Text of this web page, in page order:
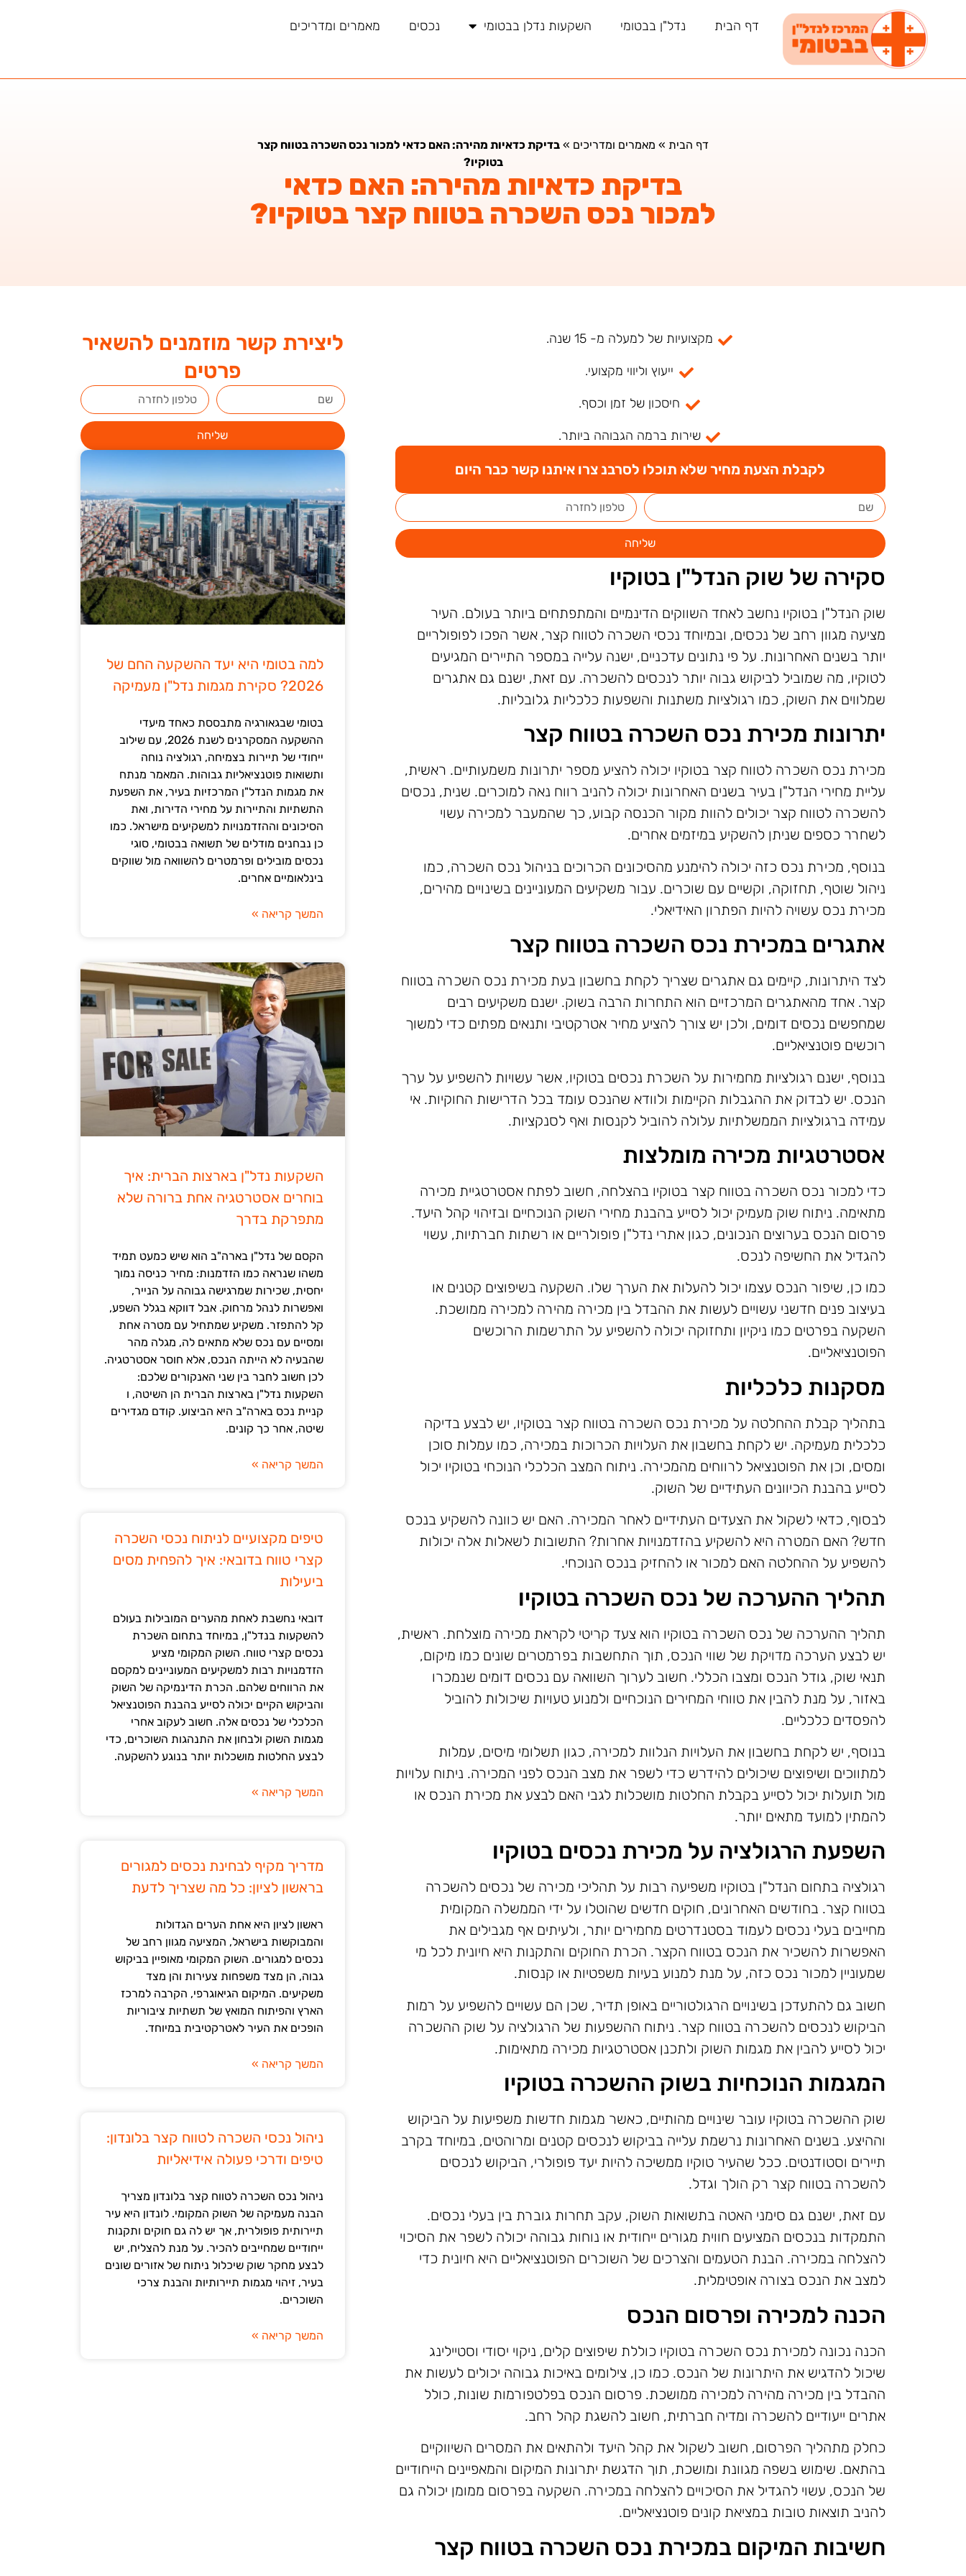
דף הבית נדל"ן בבטומי השקעות נדלן בבטומי נכסים מאמרים ומדריכים
דף הבית » מאמרים ומדריכים » בדיקת כדאיות מהירה: האם כדאי למכור נכס השכרה בטווח קצר
בטוקיו?
בדיקת כדאיות מהירה: האם כדאי
למכור נכס השכרה בטווח קצר בטוקיו?
ליצירת קשר מוזמנים להשאיר
פרטים
שליחה
למה בטומי היא יעד ההשקעה החם של
2026? סקירת מגמות נדל"ן מעמיקה
בטומי שבגאורגיה מתבססת כאחד מיעדי
ההשקעה המסקרנים לשנת 2026, עם שילוב
ייחודי של תיירות בצמיחה, רגולציה נוחה
ותשואות פוטנציאליות גבוהות. המאמר מנתח
את מגמות הנדל"ן המרכזיות בעיר, את השפעת
התשתיות והתיירות על מחירי הדירות, ואת
הסיכונים וההזדמנויות למשקיעים מישראל. כמו
כן נבחנים מודלים של תשואה בבטומי, סוגי
נכסים מובילים ופרמטרים להשוואה מול שווקים
בינלאומיים אחרים.
המשך קריאה »
השקעות נדל"ן בארצות הברית: איך
בוחרים אסטרטגיה אחת ברורה שלא
מתפרקת בדרך
הקסם של נדל"ן בארה"ב הוא שיש כמעט תמיד
משהו שנראה כמו הזדמנות: מחיר כניסה נמוך
יחסית, שכירות שמרגישה גבוהה על הנייר,
ואפשרות לנהל מרחוק. אבל דווקא בגלל השפע,
קל להתפזר. משקיע שמתחיל עם מטרה אחת
ומסיים עם נכס שלא מתאים לה, מגלה מהר
שהבעיה לא הייתה הנכס, אלא חוסר אסטרטגיה.
לכן חשוב לחבר בין שני האנקורים שלכם:
השקעות נדל"ן בארצות הברית הן השיטה, ו
קניית נכס בארה"ב היא הביצוע. קודם מגדירים
שיטה, אחר כך קונים.
המשך קריאה »
טיפים מקצועיים לניתוח נכסי השכרה
קצרי טווח בדובאי: איך להפחית מסים
ביעילות
דובאי נחשבת לאחת מהערים המובילות בעולם
להשקעות בנדל"ן, במיוחד בתחום השכרת
נכסים קצרי טווח. השוק המקומי מציע
הזדמנויות רבות למשקיעים המעוניינים למקסם
את הרווחים שלהם. הכרת הדינמיקה של השוק
והביקוש הקיים יכולה לסייע בהבנת הפוטנציאל
הכלכלי של נכסים אלה. חשוב לעקוב אחרי
מגמות השוק ולבחון את התנהגות השוכרים, כדי
לבצע החלטות מושכלות יותר בנוגע להשקעה.
המשך קריאה »
מדריך מקיף לבחינת נכסים למגורים
בראשון לציון: כל מה שצריך לדעת
ראשון לציון היא אחת הערים הגדולות
והמבוקשות בישראל, המציעה מגוון רחב של
נכסים למגורים. השוק המקומי מאופיין בביקוש
גבוה, הן מצד משפחות צעירות והן מצד
משקיעים. המיקום הגיאוגרפי, הקרבה למרכז
הארץ והפיתוח המואץ של תשתיות ציבוריות
הופכים את העיר לאטרקטיבית במיוחד.
המשך קריאה »
ניהול נכסי השכרה לטווח קצר בלונדון:
טיפים ודרכי פעולה אידיאליות
ניהול נכס השכרה לטווח קצר בלונדון מצריך
הבנה מעמיקה של השוק המקומי. לונדון היא עיר
תיירותית פופולרית, אך יש לה גם חוקים ותקנות
ייחודיים שמחייבים להכיר. על מנת להצליח, יש
לבצע מחקר שוק שיכלול ניתוח של אזורים שונים
בעיר, זיהוי מגמות תיירותיות והבנת צרכי
השוכרים.
המשך קריאה »
מקצועיות של למעלה מ- 15 שנה.
ייעוץ וליווי מקצועי.
חיסכון של זמן וכסף.
שירות ברמה הגבוהה ביותר.
לקבלת הצעת מחיר שלא תוכלו לסרבנ צרו איתנו קשר כבר היום
שליחה
סקירה של שוק הנדל"ן בטוקיו
שוק הנדל"ן בטוקיו נחשב לאחד השווקים הדינמיים והמתפתחים ביותר בעולם. העיר
מציעה מגוון רחב של נכסים, ובמיוחד נכסי השכרה לטווח קצר, אשר הפכו לפופולריים
יותר בשנים האחרונות. על פי נתונים עדכניים, ישנה עלייה במספר התיירים המגיעים
לטוקיו, מה שמוביל לביקוש גבוה יותר לנכסים להשכרה. עם זאת, ישנם גם אתגרים
שמלווים את השוק, כמו רגולציות משתנות והשפעות כלכליות גלובליות.
יתרונות מכירת נכס השכרה בטווח קצר
מכירת נכס השכרה לטווח קצר בטוקיו יכולה להציע מספר יתרונות משמעותיים. ראשית,
עליית מחירי הנדל"ן בעיר בשנים האחרונות יכולה להניב רווח נאה למוכרים. שנית, נכסים
להשכרה לטווח קצר יכולים להוות מקור הכנסה קבוע, כך שהמעבר למכירה עשוי
לשחרר כספים שניתן להשקיע במיזמים אחרים.
בנוסף, מכירת נכס כזה יכולה להימנע מהסיכונים הכרוכים בניהול נכס השכרה, כמו
ניהול שוטף, תחזוקה, וקשיים עם שוכרים. עבור משקיעים המעוניינים בשינויים מהירים,
מכירת נכס עשויה להיות הפתרון האידיאלי.
אתגרים במכירת נכס השכרה בטווח קצר
לצד היתרונות, קיימים גם אתגרים שצריך לקחת בחשבון בעת מכירת נכס השכרה בטווח
קצר. אחד מהאתגרים המרכזיים הוא התחרות הרבה בשוק. ישנם משקיעים רבים
שמחפשים נכסים דומים, ולכן יש צורך להציע מחיר אטרקטיבי ותנאים מפתים כדי למשוך
רוכשים פוטנציאליים.
בנוסף, ישנם רגולציות מחמירות על השכרת נכסים בטוקיו, אשר עשויות להשפיע על ערך
הנכס. יש לבדוק את ההגבלות הקיימות ולוודא שהנכס עומד בכל הדרישות החוקיות. אי
עמידה ברגולציות הממשלתיות עלולה להוביל לקנסות ואף לסנקציות.
אסטרטגיות מכירה מומלצות
כדי למכור נכס השכרה בטווח קצר בטוקיו בהצלחה, חשוב לפתח אסטרטגיית מכירה
מתאימה. ניתוח שוק מעמיק יכול לסייע בהבנת מחירי השוק הנוכחיים ובזיהוי קהל היעד.
פרסום הנכס בערוצים הנכונים, כגון אתרי נדל"ן פופולריים או רשתות חברתיות, עשוי
להגדיל את החשיפה לנכס.
כמו כן, שיפור הנכס עצמו יכול להעלות את הערך שלו. השקעה בשיפוצים קטנים או
בעיצוב פנים חדשני עשויים לעשות את ההבדל בין מכירה מהירה למכירה ממושכת.
השקעה בפרטים כמו ניקיון ותחזוקה יכולה להשפיע על התרשמות הרוכשים
הפוטנציאליים.
מסקנות כלכליות
בתהליך קבלת ההחלטה על מכירת נכס השכרה בטווח קצר בטוקיו, יש לבצע בדיקה
כלכלית מעמיקה. יש לקחת בחשבון את העלויות הכרוכות במכירה, כמו עמלות סוכן
ומסים, וכן את הפוטנציאל לרווחים מהמכירה. ניתוח המצב הכלכלי הנוכחי בטוקיו יכול
לסייע בהבנת הכיוונים העתידיים של השוק.
לבסוף, כדאי לשקול את הצעדים העתידיים לאחר המכירה. האם יש כוונה להשקיע בנכס
חדש? האם המטרה היא להשקיע בהזדמנויות אחרות? התשובות לשאלות אלה יכולות
להשפיע על ההחלטה האם למכור או להחזיק בנכס הנוכחי.
תהליך ההערכה של נכס השכרה בטוקיו
תהליך ההערכה של נכס השכרה בטוקיו הוא צעד קריטי לקראת מכירה מוצלחת. ראשית,
יש לבצע הערכה מדויקת של שווי הנכס, תוך התחשבות בפרמטרים שונים כמו מיקום,
תנאי שוק, גודל הנכס ומצבו הכללי. חשוב לערוך השוואה עם נכסים דומים שנמכרו
באזור, על מנת להבין את טווחי המחירים הנוכחיים ולמנוע טעויות שיכולות להוביל
להפסדים כלכליים.
בנוסף, יש לקחת בחשבון את העלויות הנלוות למכירה, כגון תשלומי מיסים, עמלות
למתווכים ושיפוצים שיכולים להידרש כדי לשפר את מצב הנכס לפני המכירה. ניתוח עלויות
מול תועלות יכול לסייע בקבלת החלטות מושכלות לגבי האם לבצע את מכירת הנכס או
להמתין למועד מתאים יותר.
השפעת הרגולציה על מכירת נכסים בטוקיו
רגולציה בתחום הנדל"ן בטוקיו משפיעה רבות על תהליכי מכירה של נכסים להשכרה
בטווח קצר. בחודשים האחרונים, חוקים חדשים שהוטלו על ידי הממשלה המקומית
מחייבים בעלי נכסים לעמוד בסטנדרטים מחמירים יותר, ולעיתים אף מגבילים את
האפשרות להשכיר את הנכס בטווח הקצר. הכרת החוקים והתקנות היא חיונית לכל מי
שמעוניין למכור נכס כזה, על מנת למנוע בעיות משפטיות או קנסות.
חשוב גם להתעדכן בשינויים הרגולטוריים באופן תדיר, שכן הם עשויים להשפיע על רמות
הביקוש לנכסים להשכרה בטווח קצר. ניתוח ההשפעות של הרגולציה על שוק ההשכרה
יכול לסייע להבין את מגמות השוק ולתכנן אסטרטגיות מכירה מתאימות.
המגמות הנוכחיות בשוק ההשכרה בטוקיו
שוק ההשכרה בטוקיו עובר שינויים מהותיים, כאשר מגמות חדשות משפיעות על הביקוש
וההיצע. בשנים האחרונות נרשמת עלייה בביקוש לנכסים קטנים ומרוהטים, במיוחד בקרב
תיירים וסטודנטים. ככל שהעיר טוקיו ממשיכה להיות יעד פופולרי, הביקוש לנכסים
להשכרה בטווח קצר רק הולך וגדל.
עם זאת, ישנם גם סימני האטה בתשואות השוק, עקב תחרות גוברת בין בעלי נכסים.
התמקדות בנכסים המציעים חווית מגורים ייחודית או נוחות גבוהה יכולה לשפר את הסיכוי
להצלחה במכירה. הבנת הטעמים והצרכים של השוכרים הפוטנציאליים היא חיונית כדי
למצב את הנכס בצורה אופטימלית.
הכנה למכירה ופרסום הנכס
הכנה נכונה למכירת נכס השכרה בטוקיו כוללת שיפוצים קלים, ניקוי יסודי וסטיילינג
שיכול להדגיש את היתרונות של הנכס. כמו כן, צילומים באיכות גבוהה יכולים לעשות את
ההבדל בין מכירה מהירה למכירה ממושכת. פרסום הנכס בפלטפורמות שונות, כולל
אתרים ייעודיים להשכרה ומדיה חברתית, חשוב להשגת קהל רחב.
כחלק מתהליך הפרסום, חשוב לשקול את קהל היעד ולהתאים את המסרים השיווקיים
בהתאם. שימוש בשפה מגוונת ומושכת, תוך הדגשת יתרונות המיקום והמאפיינים הייחודיים
של הנכס, עשוי להגדיל את הסיכויים להצלחה במכירה. השקעה בפרסום ממומן יכולה גם
להניב תוצאות טובות במציאת קונים פוטנציאליים.
חשיבות המיקום במכירת נכס השכרה בטווח קצר